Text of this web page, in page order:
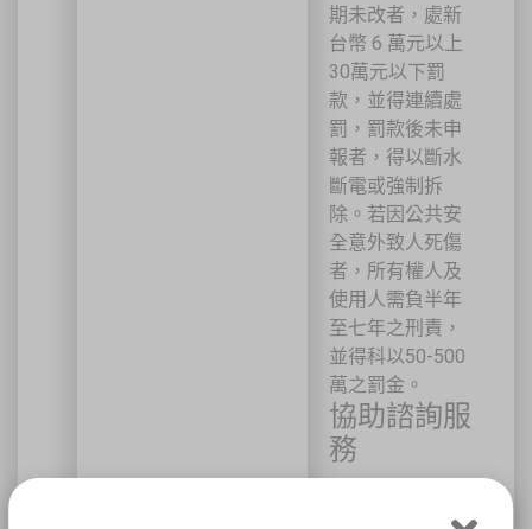
期未改者，處新
台幣 6 萬元以上
30萬元以下罰
款，並得連續處
罰，罰款後未申
報者，得以斷水
斷電或強制拆
除。若因公共安
全意外致人死傷
者，所有權人及
使用人需負半年
至七年之刑責，
並得科以50-500
萬之罰金。
協助諮詢服
務